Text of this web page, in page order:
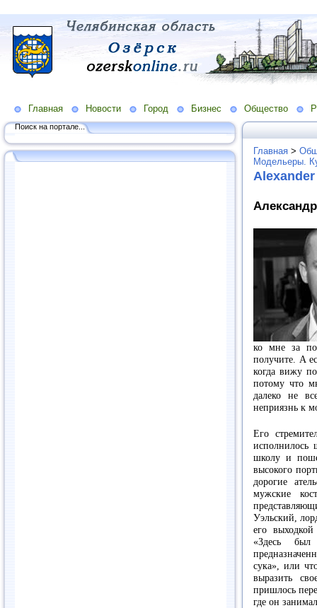
Главная Новости Город Бизнес Общество
Поиск на портале...
Главная >
Модельеры.
ко мне за
получите. А
когда вижу
потому что
далеко не
неприязнь к
Его
исполнилось
школу и
высокого
дорогие
мужские
Уэльский,
его
«Здесь
сука», или
выразить
пришлось
где он